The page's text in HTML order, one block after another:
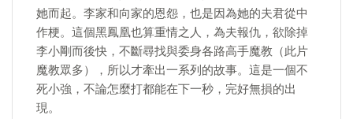
她而起。李家和向家的恩怨，也是因為她的夫君從中
作梗。這個黑鳳凰也算重情之人，為夫報仇，欲除掉
李小剛而後快，不斷尋找與委身各路高手魔教（此片
魔教眾多），所以才牽出一系列的故事。這是一個不
死小強，不論怎麼打都能在下一秒，完好無損的出
現。